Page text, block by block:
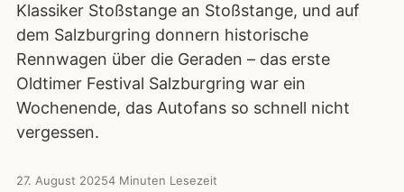
Klassiker Stoßstange an Stoßstange, und auf
dem Salzburgring donnern historische
Rennwagen über die Geraden – das erste
Oldtimer Festival Salzburgring war ein
Wochenende, das Autofans so schnell nicht
vergessen.
27. August 20254 Minuten Lesezeit